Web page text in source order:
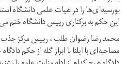
بورسیه‌ای‌ها را در هیات علمی دانشگاه
این حکم به برکناری رییس دانشگاه ختم
محمد رضا رضوان طلب ، رییس مرکز
مصاحبه‌ای با ایلنا با ابراز گله از حکم